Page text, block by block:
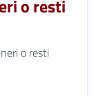
o resti
o resti